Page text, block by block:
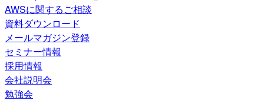
AWSに関するご相談
資料ダウンロード
メールマガジン登録
セミナー情報
採用情報
会社説明会
勉強会